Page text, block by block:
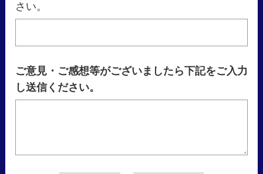
さい。
ご意見・ご感想等がございましたら下記をご入力
し送信ください。